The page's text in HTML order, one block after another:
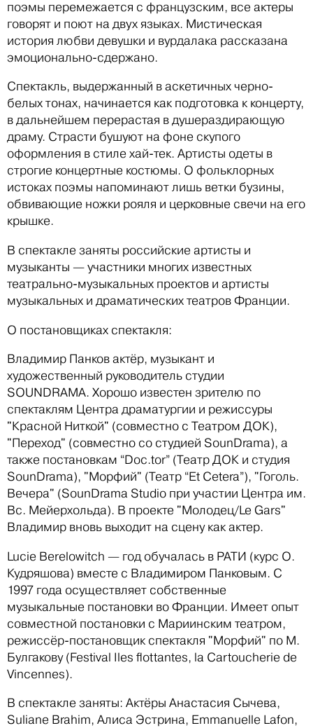
поэмы перемежается с французским, все актеры
говорят и поют на двух языках. Мистическая
история любви девушки и вурдалака рассказана
эмоционально-сдержано.
Спектакль, выдержанный в аскетичных черно-
белых тонах, начинается как подготовка к концерту,
в дальнейшем перерастая в душераздирающую
драму. Страсти бушуют на фоне скупого
оформления в стиле хай-тек. Артисты одеты в
строгие концертные костюмы. О фольклорных
истоках поэмы напоминают лишь ветки бузины,
обвивающие ножки рояля и церковные свечи на его
крышке.
В спектакле заняты российские артисты и
музыканты — участники многих известных
театрально-музыкальных проектов и артисты
музыкальных и драматических театров Франции.
О постановщиках спектакля:
Владимир Панков актёр, музыкант и
художественный руководитель студии
SOUNDRAMA. Хорошо известен зрителю по
спектаклям Центра драматургии и режиссуры
"Красной Ниткой" (совместно с Театром ДОК),
"Переход" (совместно со студией SounDrama), а
также постановкам “Doc.tor” (Театр ДОК и студия
SounDrama), "Морфий" (Театр “Et Cetera”), "Гоголь.
Вечера" (SounDrama Studio при участии Центра им.
Вс. Мейерхольда). В проекте "Молодец/Le Gars"
Владимир вновь выходит на сцену как актер.
Lucie Berelowitch — год обучалась в РАТИ (курс О.
Кудряшова) вместе с Владимиром Панковым. С
1997 года осуществляет собственные
музыкальные постановки во Франции. Имеет опыт
совместной постановки с Мариинским театром,
режиссёр-постановщик спектакля "Морфий" по М.
Булгакову (Festival Iles flottantes, la Cartoucherie de
Vincennes).
В спектакле заняты: Актёры Анастасия Сычева,
Suliane Brahim, Алиса Эстрина, Emmanuelle Lafon,